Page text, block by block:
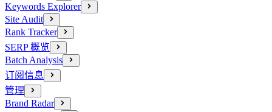
Keywords Explorer
Site Audit
Rank Tracker
SERP 概览
Batch Analysis
订阅信息
管理
Brand Radar